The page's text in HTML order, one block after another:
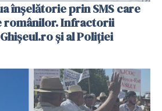
înșelătorie prin SMS care
românilor. Infractorii
și al Poliției